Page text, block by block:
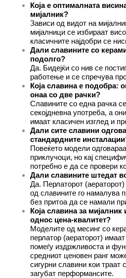
Која е оптималната
мијалник?
Зависи од видот на
мијалници се избираат
класичните најдобри се
Дали славините со
подолго?
Да. Бидејќи со нив се
работење и се спречува
Која славина е подобра:
онаа со две рачки?
Славините со една рачка
секојдневна употреба, а
имаат класичен изглед и
Дали сите славини
стандардните
Повеќето модели
приклучоци, но кај
потребно е да се провери
Дали славините штедат
Да. Перлаторот (аераторот)
од славините го намалува
без притоа да се намали
Која славина за мијалник
однос цена-квалитет?
Моделите од месинг со
перлатор (аераторот)
помеѓу издржливоста и
средниот ценовен ранг
сигурни славини кои траат
загубат перформансите.